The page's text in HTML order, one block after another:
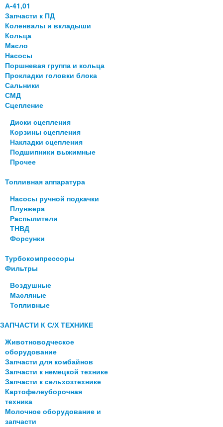
А-41,01
Запчасти к ПД
Коленвалы и вкладыши
Кольца
Масло
Насосы
Поршневая группа и кольца
Прокладки головки блока
Сальники
СМД
Сцепление
Диски сцепления
Корзины сцепления
Накладки сцепления
Подшипники выжимные
Прочее
Топливная аппаратура
Насосы ручной подкачки
Плунжера
Распылители
ТНВД
Форсунки
Турбокомпрессоры
Фильтры
Воздушные
Масляные
Топливные
ЗАПЧАСТИ К С/Х ТЕХНИКЕ
Животноводческое
оборудование
Запчасти для комбайнов
Запчасти к немецкой технике
Запчасти к сельхозтехнике
Картофелеуборочная
техника
Молочное оборудование и
запчасти